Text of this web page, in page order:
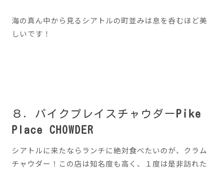
海の真ん中から見るシアトルの町並みは息を呑むほど美
しいです！
８．パイクプレイスチャウダー Pike
Place CHOWDER
シアトルに来たならランチに絶対食べたいのが、クラム
チャウダー！この店は知名度も高く、１度は是非訪れた